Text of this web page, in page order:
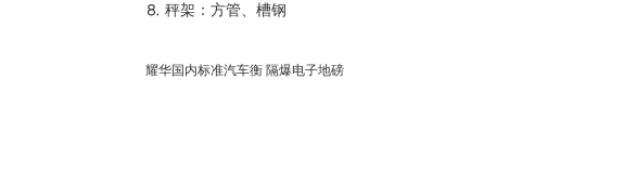
⒏ 秤架：方管、槽钢
耀华国内标准汽车衡 隔爆电子地磅